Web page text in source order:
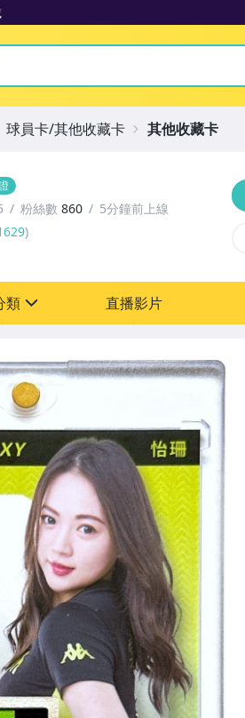
粉絲數 860
5分鐘前上線
)
類 直播影片
球員卡/其他收藏卡 其他收藏卡